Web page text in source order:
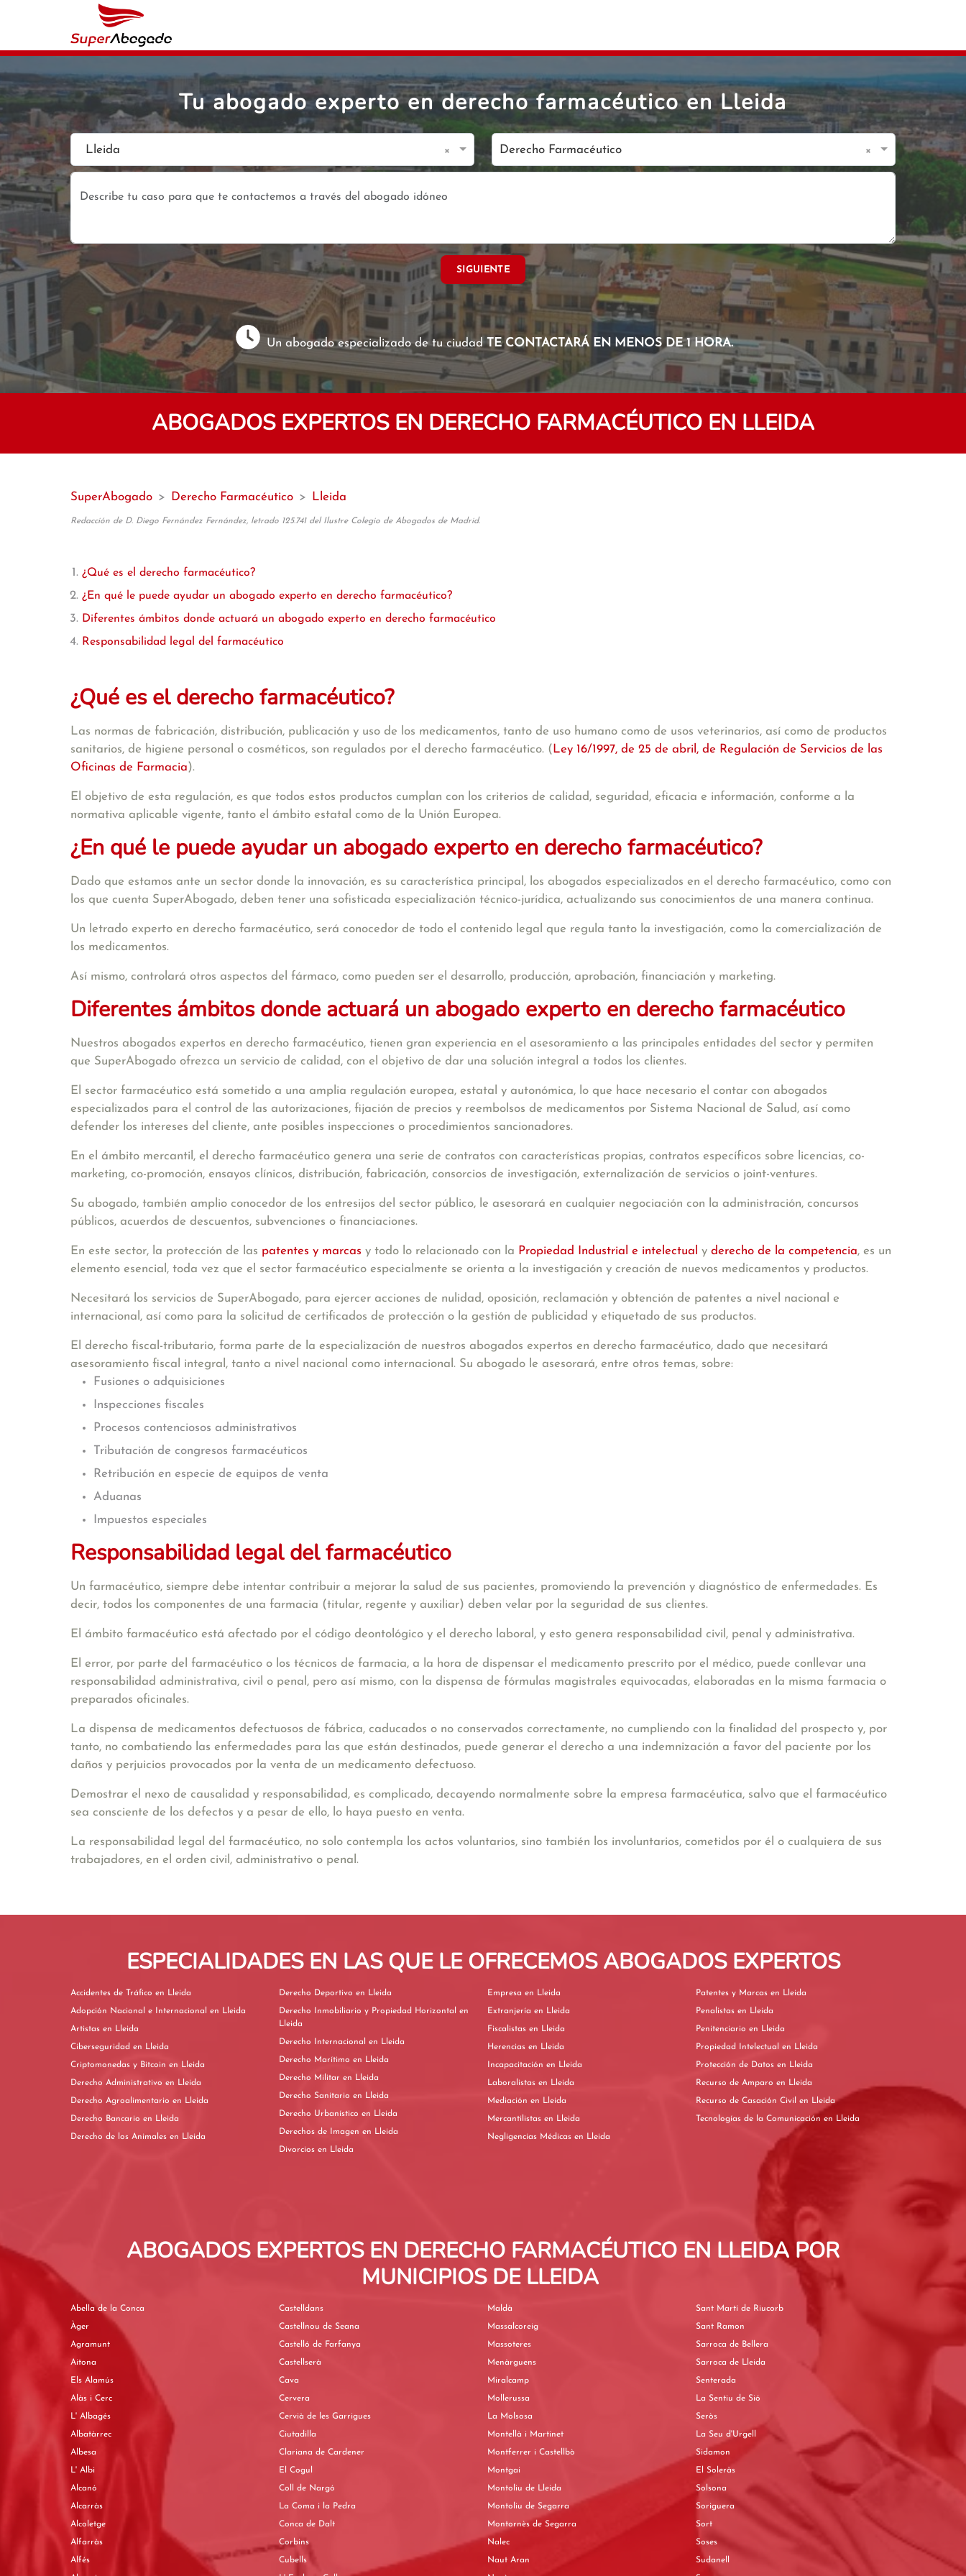
Tu abogado experto en derecho farmacéutico en Lleida
Lleida × Derecho Farmacéutico ×
SIGUIENTE
Un abogado especializado de tu ciudadTE CONTACTARÁ EN MENOS DE 1 HORA.
ABOGADOS EXPERTOS EN DERECHO FARMACÉUTICO EN LLEIDA
SuperAbogado > Derecho Farmacéutico > Lleida
Redacción de D. Diego Fernández Fernández, letrado 125.741 del Ilustre Colegio de Abogados de Madrid.
¿Qué es el derecho farmacéutico?
¿En qué le puede ayudar un abogado experto en derecho farmacéutico?
Diferentes ámbitos donde actuará un abogado experto en derecho farmacéutico
Responsabilidad legal del farmacéutico
¿Qué es el derecho farmacéutico?
Las normas de fabricación, distribución, publicación y uso de los medicamentos, tanto de uso humano como de usos veterinarios, así como de productos
sanitarios, de higiene personal o cosméticos, son regulados por el derecho farmacéutico. ( Ley 16/1997, de 25 de abril, de Regulación de Servicios de las
Oficinas de Farmacia).
El objetivo de esta regulación, es que todos estos productos cumplan con los criterios de calidad, seguridad, eficacia e información, conforme a la
normativa aplicable vigente, tanto el ámbito estatal como de la Unión Europea.
¿En qué le puede ayudar un abogado experto en derecho farmacéutico?
Dado que estamos ante un sector donde la innovación, es su característica principal, los abogados especializados en el derecho farmacéutico, como con
los que cuenta SuperAbogado, deben tener una sofisticada especialización técnico-jurídica, actualizando sus conocimientos de una manera continua.
Un letrado experto en derecho farmacéutico, será conocedor de todo el contenido legal que regula tanto la investigación, como la comercialización de
los medicamentos.
Así mismo, controlará otros aspectos del fármaco, como pueden ser el desarrollo, producción, aprobación, financiación y marketing.
Diferentes ámbitos donde actuará un abogado experto en derecho farmacéutico
Nuestros abogados expertos en derecho farmacéutico, tienen gran experiencia en el asesoramiento a las principales entidades del sector y permiten
que SuperAbogado ofrezca un servicio de calidad, con el objetivo de dar una solución integral a todos los clientes.
El sector farmacéutico está sometido a una amplia regulación europea, estatal y autonómica, lo que hace necesario el contar con abogados
especializados para el control de las autorizaciones, fijación de precios y reembolsos de medicamentos por Sistema Nacional de Salud, así como
defender los intereses del cliente, ante posibles inspecciones o procedimientos sancionadores.
En el ámbito mercantil , el derecho farmacéutico genera una serie de contratos con características propias, contratos específicos sobre licencias, co-
marketing, co-promoción, ensayos clínicos, distribución, fabricación, consorcios de investigación, externalización de servicios o joint-ventures.
Su abogado, también amplio conocedor de los entresijos del sector público, le asesorará en cualquier negociación con la administración, concursos
públicos, acuerdos de descuentos, subvenciones o financiaciones.
En este sector, la protección de las patentes y marcas y todo lo relacionado con la Propiedad Industrial e intelectual y derecho de la competencia, es un
elemento esencial, toda vez que el sector farmacéutico especialmente se orienta a la investigación y creación de nuevos medicamentos y productos.
Necesitará los servicios de SuperAbogado, para ejercer acciones de nulidad, oposición, reclamación y obtención de patentes a nivel nacional e
internacional, así como para la solicitud de certificados de protección o la gestión de publicidad y etiquetado de sus productos.
El derecho fiscal-tributario, forma parte de la especialización de nuestros abogados expertos en derecho farmacéutico, dado que necesitará
asesoramiento fiscal integral, tanto a nivel nacional como internacional. Su abogado le asesorará, entre otros temas, sobre:
Fusiones o adquisiciones
Inspecciones fiscales
Procesos contenciosos administrativos
Tributación de congresos farmacéuticos
Retribución en especie de equipos de venta
Aduanas
Impuestos especiales
Responsabilidad legal del farmacéutico
Un farmacéutico, siempre debe intentar contribuir a mejorar la salud de sus pacientes, promoviendo la prevención y diagnóstico de enfermedades. Es
decir, todos los componentes de una farmacia (titular, regente y auxiliar) deben velar por la seguridad de sus clientes.
El ámbito farmacéutico está afectado por el código deontológico y el derecho laboral, y esto genera responsabilidad civil, penal y administrativa.
El error, por parte del farmacéutico o los técnicos de farmacia, a la hora de dispensar el medicamento prescrito por el médico, puede conllevar una
responsabilidad administrativa, civil o penal, pero así mismo, con la dispensa de fórmulas magistrales equivocadas, elaboradas en la misma farmacia o
preparados oficinales.
La dispensa de medicamentos defectuosos de fábrica, caducados o no conservados correctamente, no cumpliendo con la finalidad del prospecto y, por
tanto, no combatiendo las enfermedades para las que están destinados, puede generar el derecho a una indemnización a favor del paciente por los
daños y perjuicios provocados por la venta de un medicamento defectuoso.
Demostrar el nexo de causalidad y responsabilidad, es complicado, decayendo normalmente sobre la empresa farmacéutica, salvo que el farmacéutico
sea consciente de los defectos y a pesar de ello, lo haya puesto en venta.
La responsabilidad legal del farmacéutico, no solo contempla los actos voluntarios, sino también los involuntarios, cometidos por él o cualquiera de sus
trabajadores, en el orden civil, administrativo o penal .
ESPECIALIDADES EN LAS QUE LE OFRECEMOS ABOGADOS EXPERTOS
Accidentes de Tráfico en Lleida
Adopción Nacional e Internacional en Lleida
Artistas en Lleida
Ciberseguridad en Lleida
Criptomonedas y Bitcoin en Lleida
Derecho Administrativo en Lleida
Derecho Agroalimentario en Lleida
Derecho Bancario en Lleida
Derecho de los Animales en Lleida
Derecho Deportivo en Lleida
Derecho Inmobiliario y Propiedad Horizontal en
Lleida
Derecho Internacional en Lleida
Derecho Marítimo en Lleida
Derecho Militar en Lleida
Derecho Sanitario en Lleida
Derecho Urbanístico en Lleida
Derechos de Imagen en Lleida
Divorcios en Lleida
Empresa en Lleida
Extranjería en Lleida
Fiscalistas en Lleida
Herencias en Lleida
Incapacitación en Lleida
Laboralistas en Lleida
Mediación en Lleida
Mercantilistas en Lleida
Negligencias Médicas en Lleida
Patentes y Marcas en Lleida
Penalistas en Lleida
Penitenciario en Lleida
Propiedad Intelectual en Lleida
Protección de Datos en Lleida
Recurso de Amparo en Lleida
Recurso de Casación Civil en Lleida
Tecnologías de la Comunicación en Lleida
ABOGADOS EXPERTOS EN DERECHO FARMACÉUTICO EN LLEIDA POR
MUNICIPIOS DE LLEIDA
Abella de la Conca
Àger
Agramunt
Aitona
Els Alamús
Alàs i Cerc
L' Albagés
Albatàrrec
Albesa
L' Albi
Alcanó
Alcarràs
Alcoletge
Alfarràs
Alfés
Castelldans
Castellnou de Seana
Castelló de Farfanya
Castellserà
Cava
Cervera
Cervià de les Garrigues
Ciutadilla
Clariana de Cardener
El Cogul
Coll de Nargó
La Coma i la Pedra
Conca de Dalt
Corbins
Cubells
Maldà
Massalcoreig
Massoteres
Menàrguens
Miralcamp
Mollerussa
La Molsosa
Montellà i Martinet
Montferrer i Castellbò
Montgai
Montoliu de Lleida
Montoliu de Segarra
Montornès de Segarra
Nalec
Naut Aran
Sant Martí de Riucorb
Sant Ramon
Sarroca de Bellera
Sarroca de Lleida
Senterada
La Sentiu de Sió
Seròs
La Seu d'Urgell
Sidamon
El Soleràs
Solsona
Soriguera
Sort
Soses
Sudanell